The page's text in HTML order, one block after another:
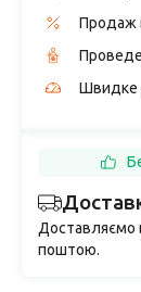
Продаж
Швидке
Доставляємо
поштою.